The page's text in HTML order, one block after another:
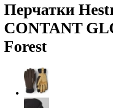
Перчатки
CONTANT
Forest